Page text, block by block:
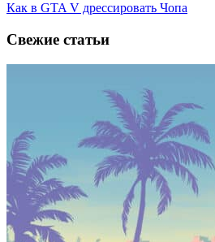
Как в GTA V дрессировать Чопа
Свежие статьи